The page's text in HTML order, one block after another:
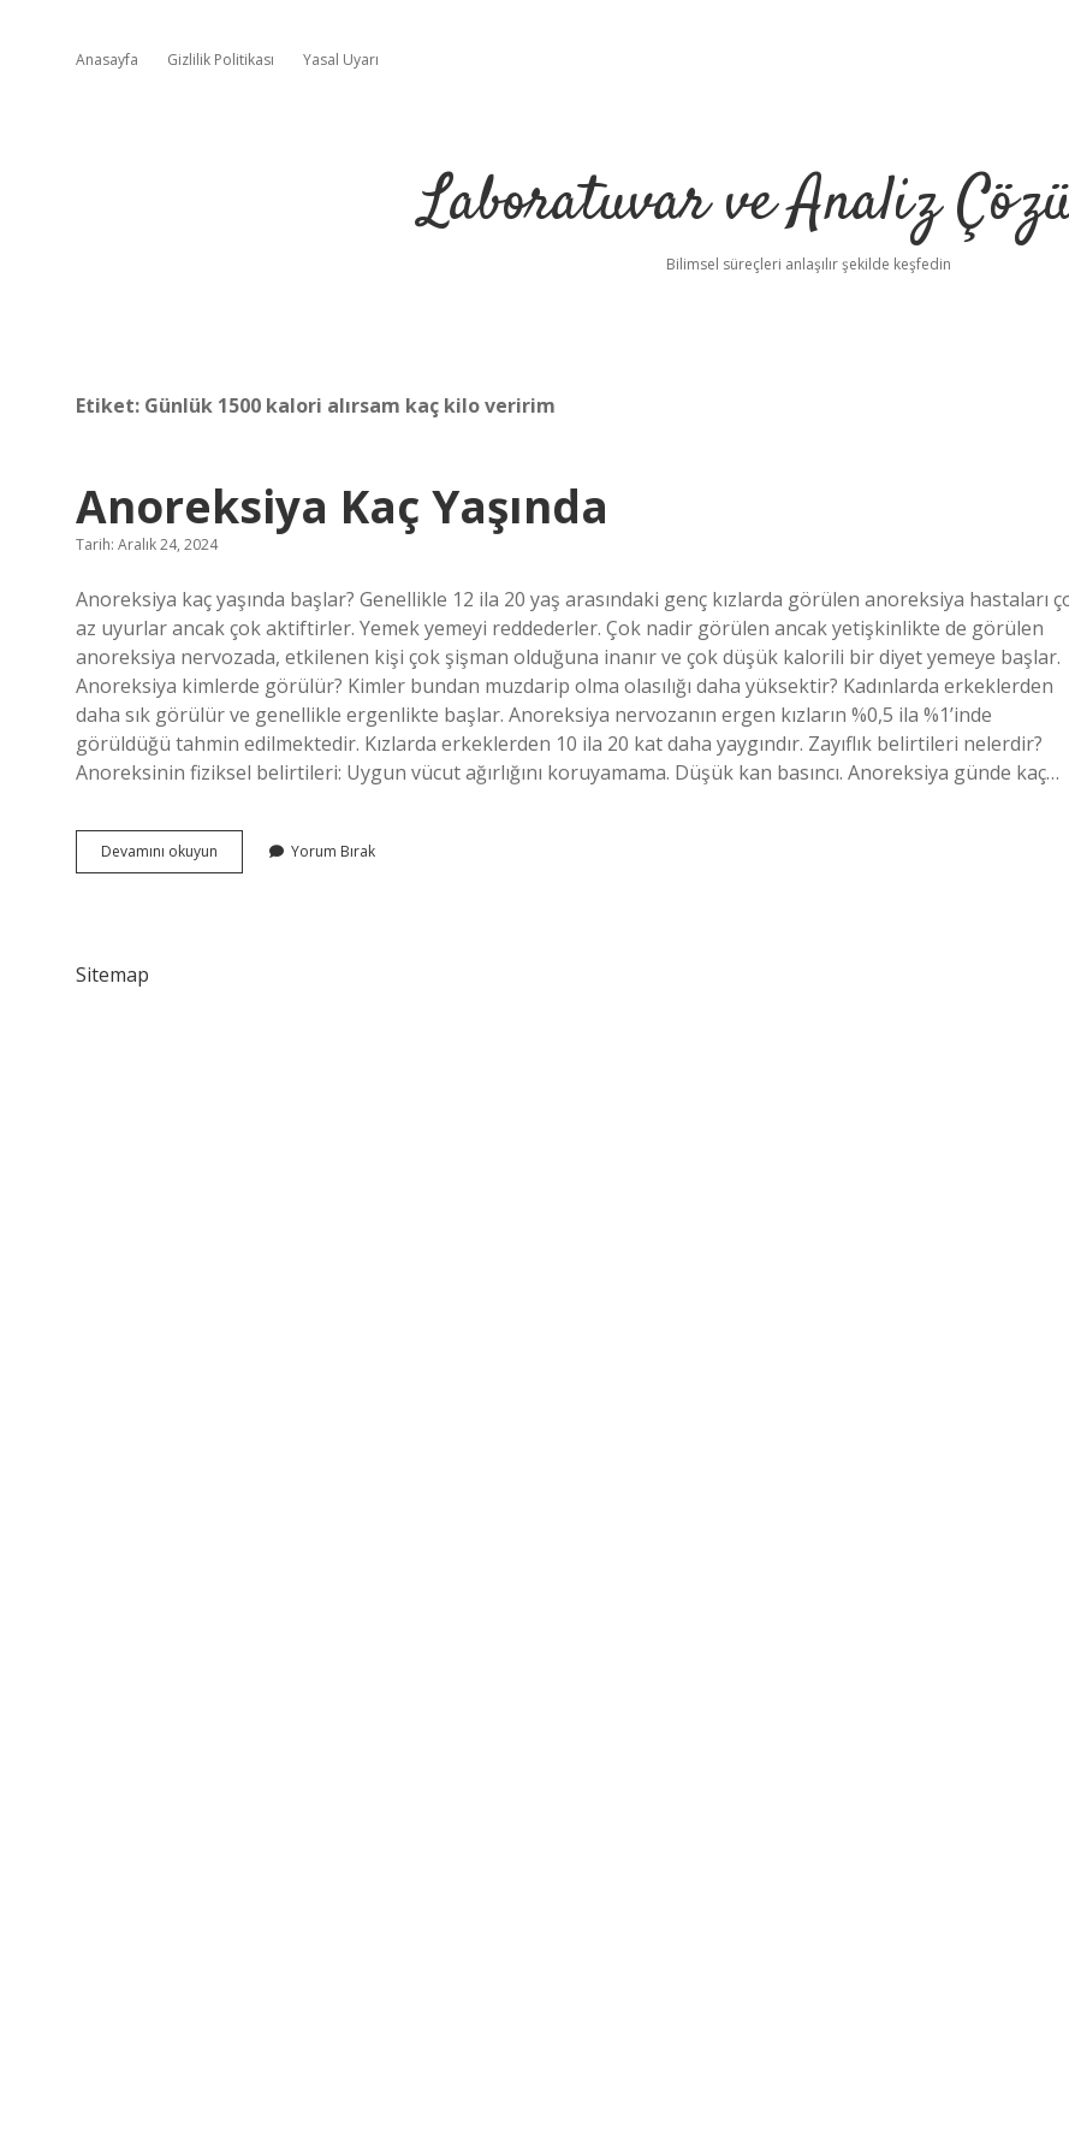
Anasayfa Gizlilik Politikası Yasal Uyarı
Laboratuvar ve Analiz
Bilimsel süreçleri anlaşılır şekilde keşfedin
Etiket: Günlük 1500 kalori alırsam kaç kilo veririm
Anoreksiya Kaç Yaşında
Tarih: Aralık 24, 2024
Anoreksiya kaç yaşında başlar? Genellikle 12 ila 20 yaş arasındaki genç kızlarda görülen anoreksiya hastaları
az uyurlar ancak çok aktiftirler. Yemek yemeyi reddederler. Çok nadir görülen ancak yetişkinlikte de görülen
anoreksiya nervozada, etkilenen kişi çok şişman olduğuna inanır ve çok düşük kalorili bir diyet yemeye başlar.
Anoreksiya kimlerde görülür? Kimler bundan muzdarip olma olasılığı daha yüksektir? Kadınlarda erkeklerden
daha sık görülür ve genellikle ergenlikte başlar. Anoreksiya nervozanın ergen kızların %0,5 ila %1’inde
görüldüğü tahmin edilmektedir. Kızlarda erkeklerden 10 ila 20 kat daha yaygındır. Zayıflık belirtileri nelerdir?
Anoreksinin fiziksel belirtileri: Uygun vücut ağırlığını koruyamama. Düşük kan basıncı. Anoreksiya günde kaç…
Devamını okuyun Anoreksiya
Kaç
Yorum Bırak
Sitemap